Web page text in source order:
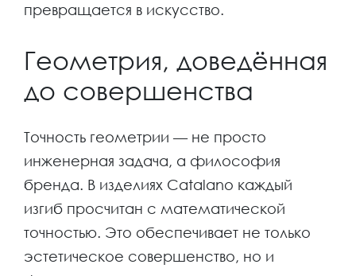
превращается в искусство.
Геометрия, доведённая
до совершенства
Точность геометрии — не просто
инженерная задача, а философия
бренда. В изделиях Catalano каждый
изгиб просчитан с математической
точностью. Это обеспечивает не только
эстетическое совершенство, но и